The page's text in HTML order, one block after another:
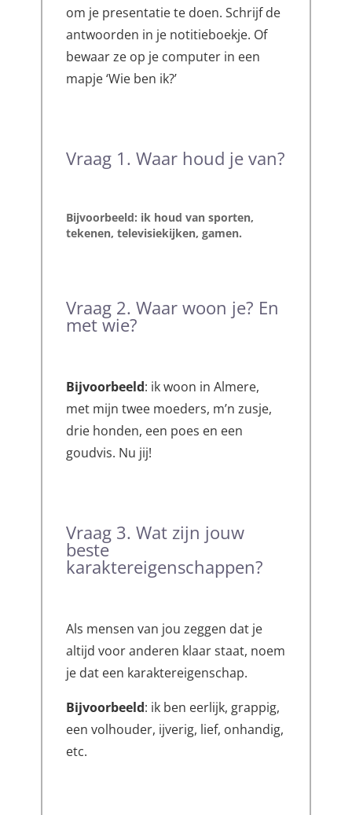
om je presentatie te doen. Schrijf de
antwoorden in je notitieboekje. Of
bewaar ze op je computer in een
mapje ‘Wie ben ik?’
Vraag 1. Waar houd je van?
Bijvoorbeeld: ik houd van sporten,
tekenen, televisiekijken, gamen.
Vraag 2. Waar woon je? En
met wie?
Bijvoorbeeld: ik woon in Almere,
met mijn twee moeders, m’n zusje,
drie honden, een poes en een
goudvis. Nu jij!
Vraag 3. Wat zijn jouw
beste
karaktereigenschappen?
Als mensen van jou zeggen dat je
altijd voor anderen klaar staat, noem
je dat een karaktereigenschap.
Bijvoorbeeld: ik ben eerlijk, grappig,
een volhouder, ijverig, lief, onhandig,
etc.